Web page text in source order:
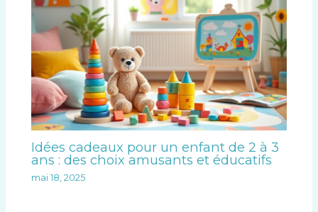
Idées cadeaux pour un enfant de 2 à 3
ans : des choix amusants et éducatifs
mai 18, 2025